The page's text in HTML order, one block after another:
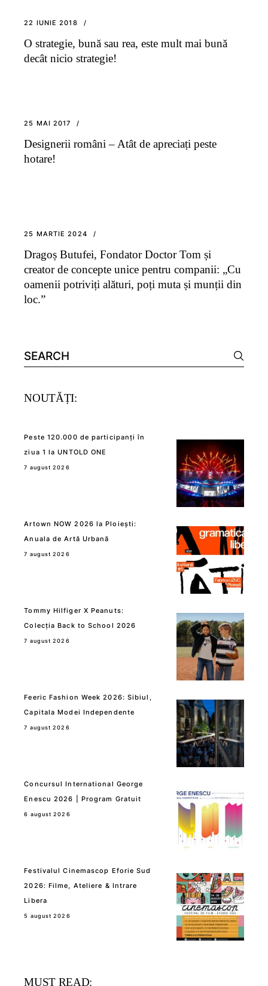
22 IUNIE 2018
O strategie, bună sau rea, este mult mai bună
decât nicio strategie!
25 MAI 2017
Designerii români – Atât de apreciați peste
hotare!
25 MARTIE 2024
Dragoș Butufei, Fondator Doctor Tom și
creator de concepte unice pentru companii: „Cu
oamenii potriviți alături, poți muta și munții din
loc.”
Search
for:
NOUTĂȚI:
Peste 120.000 de participanți în
ziua 1 la UNTOLD ONE
7 august 2026
Artown NOW 2026 la Ploiești:
Anuala de Artă Urbană
7 august 2026
Tommy Hilfiger X Peanuts:
Colecția Back to School 2026
7 august 2026
Feeric Fashion Week 2026: Sibiul,
Capitala Modei Independente
7 august 2026
Concursul International George
Enescu 2026 | Program Gratuit
6 august 2026
Festivalul Cinemascop Eforie Sud
2026: Filme, Ateliere & Intrare
Libera
5 august 2026
MUST READ: